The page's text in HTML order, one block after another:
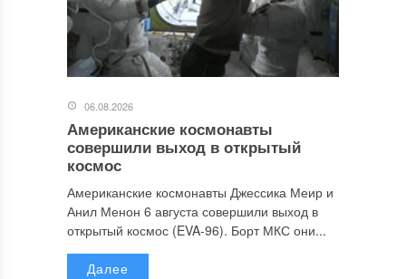
06.08.2026
Американские космонавты
совершили выход в открытый
космос
Американские космонавты Джессика Меир и
Анил Менон 6 августа совершили выход в
открытый космос (EVA-96). Борт МКС они...
Далее